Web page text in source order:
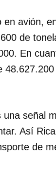
avión,
de
En
señal
Así
de